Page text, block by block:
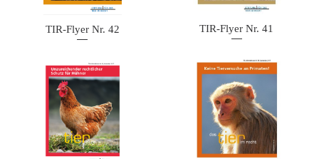
TIR-Flyer Nr. 42 TIR-Flyer Nr. 41